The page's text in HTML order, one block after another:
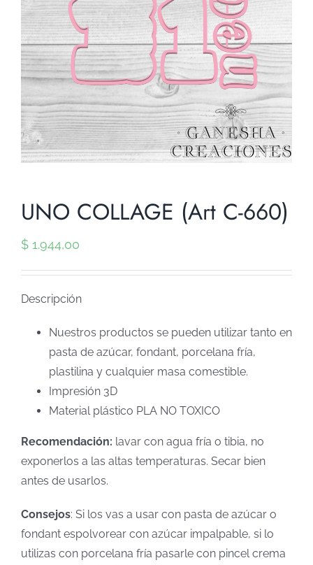
UNO COLLAGE (Art C-660)
$ 1.944,00
Descripción
Nuestros productos se pueden utilizar tanto en
pasta de azúcar, fondant, porcelana fría,
plastilina y cualquier masa comestible.
Impresión 3D
Material plástico PLA NO TOXICO
Recomendación: lavar con agua fría o tibia, no
exponerlos a las altas temperaturas. Secar bien
antes de usarlos.
Consejos: Si los vas a usar con pasta de azúcar o
fondant espolvorear con azúcar impalpable, si lo
utilizas con porcelana fría pasarle con pincel crema